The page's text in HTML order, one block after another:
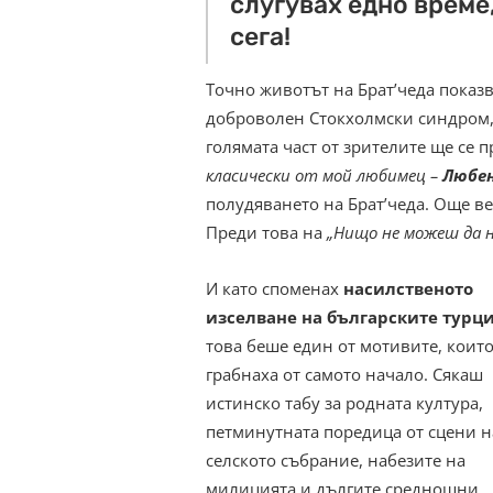
сега!
Точно животът на Брат’чеда
доброволен Стокхолмски
голямата част от зрителите ще се
класически от мой любимец –
полудяването на Брат’чеда. Още
Преди това на „Нищо не можеш да
И като споменах насилственото
изселване на българските
това беше един от мотивите,
грабнаха от самото начало. Сякаш
истинско табу за родната култура,
петминутната поредица от сцени
селското събрание, набезите на
милицията и дългите среднощни